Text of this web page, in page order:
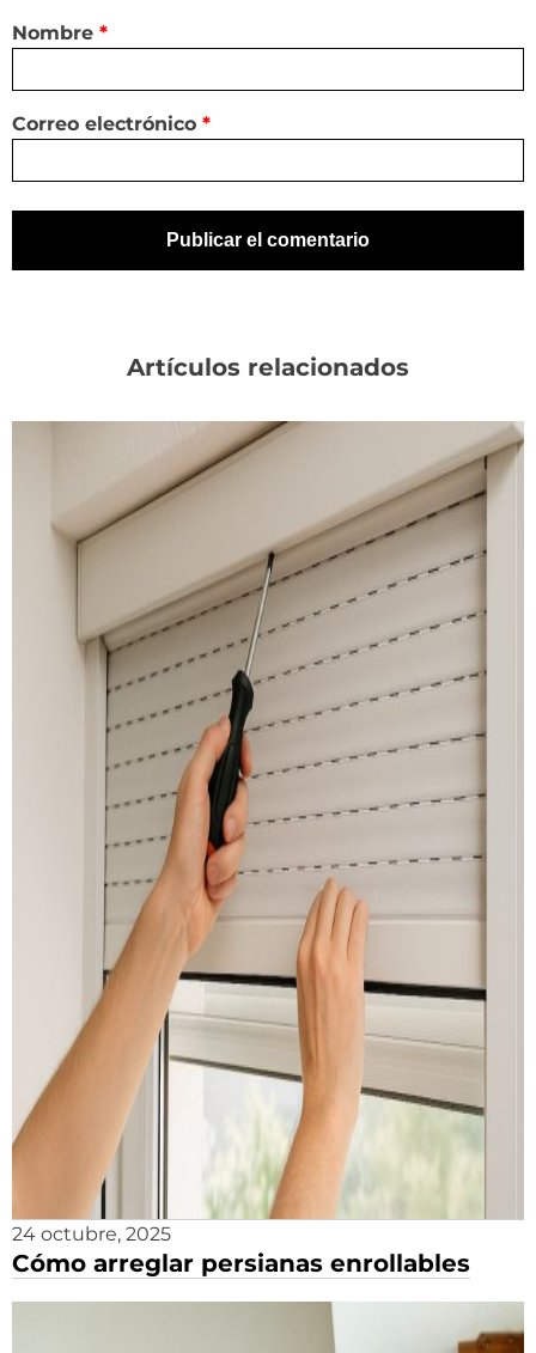
Nombre *
Correo electrónico *
Artículos relacionados
24 octubre, 2025
Cómo arreglar persianas enrollables